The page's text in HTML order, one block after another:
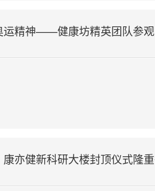
运精神——健康坊精英团队参
亦健新科研大楼封顶仪式隆重